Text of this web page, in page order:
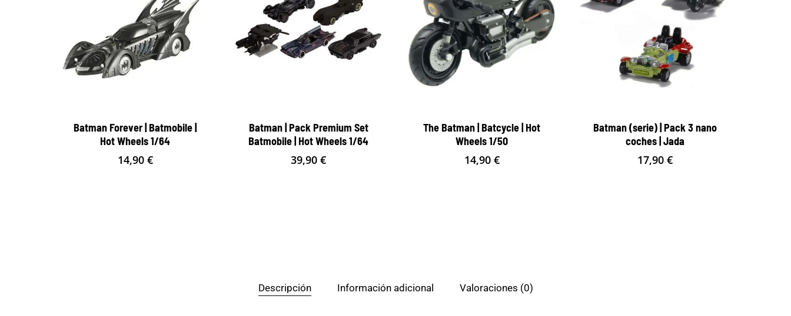
Batman Forever | Batmobile |
Hot Wheels 1/64
14,90 €
Batman | Pack Premium Set
Batmobile | Hot Wheels 1/64
39,90€
The Batman | Batcycle | Hot
Wheels 1/50
14,90 €
Batman (serie) | Pack 3 nano
coches | Jada
17,90€
Descripción Información adicional Valoraciones (0)